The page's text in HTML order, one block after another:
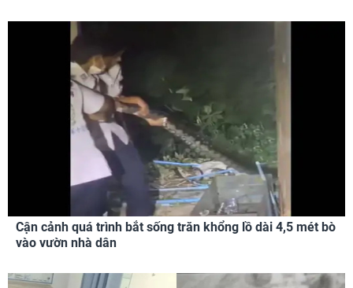
Cận cảnh quá trình bắt sống trăn khổng lồ dài 4,5 mét bò
vào vườn nhà dân